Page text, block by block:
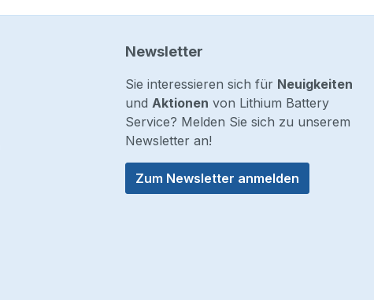
Newsletter
Sie interessieren sich für Neuigkeiten
und Aktionen von Lithium Battery
Service? Melden Sie sich zu unserem
Newsletter an!
Zum Newsletter anmelden